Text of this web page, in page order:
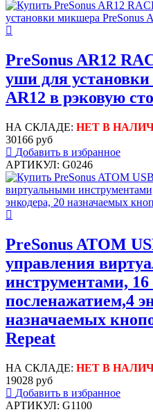
PreSonus AR12
уши для
AR12 в рэковую
НА СКЛАДЕ: НЕТ В
30166 руб
Добавить в избранное
АРТИКУЛ: G0246
PreSonus ATOM
управления
инструментами, 16
посленажатием,4
назначаемых
Repeat
НА СКЛАДЕ: НЕТ В
19028 руб
Добавить в избранное
АРТИКУЛ: G1100